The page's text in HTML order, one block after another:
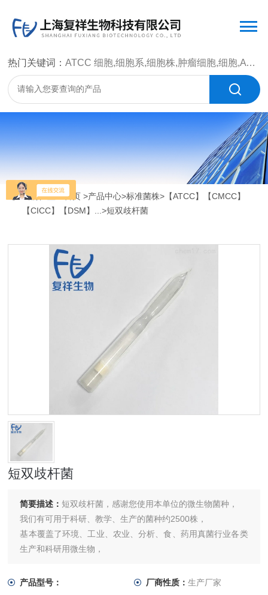
热门关键词：ATCC 细胞,细胞系,细胞株,肿瘤细胞,细胞,ATCC 菌种，CMCC 菌种，标准菌株，质控菌种，微生物菌种，菌株，菌种
当前位置：首页>产品中心>标准菌株> 【ATCC】【CMCC】
【CICC】【DSM】...>短双歧杆菌
短双歧杆菌
简要描述： 短双歧杆菌，感谢您使用本单位的微生物菌种，
我们有可用于科研、教学、生产的菌种约2500株，
基本覆盖了环境、工业、农业、分析、食、药用真菌行业各类
生产和科研用微生物，
产品型号：
厂商性质： 生产厂家